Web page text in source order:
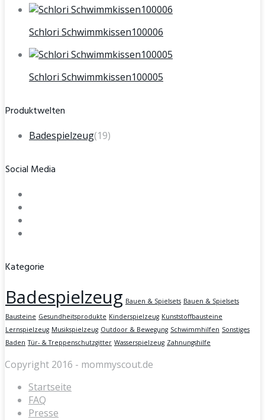
Schlori Schwimmkissen100006
Schlori Schwimmkissen100005
Produktwelten
Badespielzeug(19)
Social Media
Kategorie
Badespielzeug Bauen & Spielsets Bauen & Spielsets
Bausteine Gesundheitsprodukte Kinderspielzeug Kunststoffbausteine
Lernspielzeug Musikspielzeug Outdoor & Bewegung Schwimmhilfen Sonstiges
Baden Tür- & Treppenschutzgitter Wasserspielzeug Zahnungshilfe
Copyright 2016 - mommyscout.de
Startseite
FAQ
Presse